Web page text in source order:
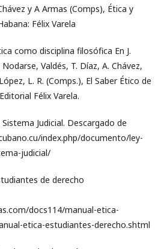
y A Armas (Comps), Ética y
Félix Varela
como disciplina filosófica En J.
Valdés, T. Díaz, A. Chávez,
L. R. (Comps.), El Saber Ético de
Félix Varela.
Judicial. Descargado de
index.php/documento/ley-
judicial/
de derecho
docs114/manual-etica-
etica-estudiantes-derecho.shtml